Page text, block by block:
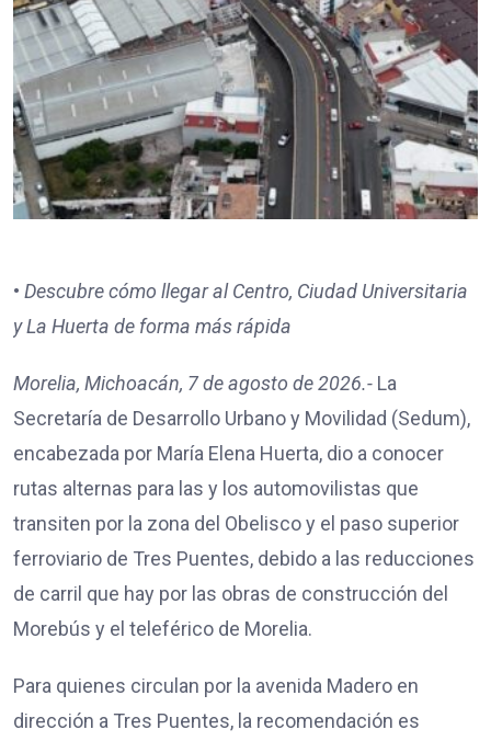
• Descubre cómo llegar al Centro, Ciudad Universitaria
y La Huerta de forma más rápida
Morelia, Michoacán, 7 de agosto de 2026.- La
Secretaría de Desarrollo Urbano y Movilidad (Sedum),
encabezada por María Elena Huerta, dio a conocer
rutas alternas para las y los automovilistas que
transiten por la zona del Obelisco y el paso superior
ferroviario de Tres Puentes, debido a las reducciones
de carril que hay por las obras de construcción del
Morebús y el teleférico de Morelia.
Para quienes circulan por la avenida Madero en
dirección a Tres Puentes, la recomendación es